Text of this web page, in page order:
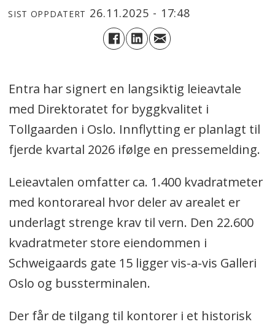
SIST OPPDATERT 26.11.2025 - 17:48
Entra har signert en langsiktig leieavtale
med Direktoratet for byggkvalitet i
Tollgaarden i Oslo. Innflytting er planlagt til
fjerde kvartal 2026 ifølge en pressemelding.
Leieavtalen omfatter ca. 1.400 kvadratmeter
med kontorareal hvor deler av arealet er
underlagt strenge krav til vern. Den 22.600
kvadratmeter store eiendommen i
Schweigaards gate 15 ligger vis-a-vis Galleri
Oslo og bussterminalen.
Der får de tilgang til kontorer i et historisk